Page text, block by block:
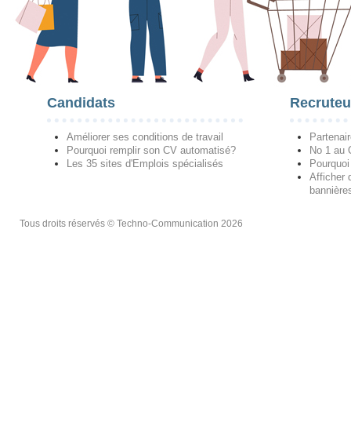
Candidats
Améliorer ses conditions de travail
Pourquoi remplir son CV automatisé?
Les 35 sites d'Emplois spécialisés
No 1 au
Afficher
Tous droits réservés © Techno-Communication 2026